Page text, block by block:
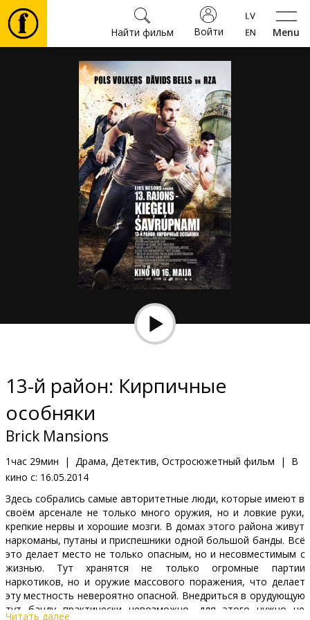
Menu
Войти
Найти фильм
Фильмы
Культура
Мероприятия
Новости
Подарки
Клуб
13-й район: Кирпичные
особняки
Brick Mansions
1час 29мин | Драма, Детектив, Остросюжетный фильм |
В
кино с: 16.05.2014
Здесь собрались самые авторитетные люди, которые имеют в
своём арсенале не только много оружия, но и ловкие руки,
крепкие нервы и хорошие мозги. В домах этого района живут
наркоманы, путаны и приспешники одной большой банды. Всё
это делает место не только опасным, но и несовместимым с
жизнью. Тут хранятся не только огромные партии
наркотиков, но и оружие массового поражения, что делает
эту местность невероятно опасной. Внедриться в орудующую
тут банду практически невозможно, для этого нужно не
Читать далее